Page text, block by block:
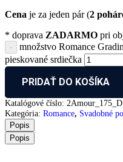
Cena je za jeden pár (2
* doprava ZADARMO pri
množstvo Romance
pieskované srdiečka
PRIDAŤ DO KOŠÍKA
Katalógové číslo:
Kategória: Romance, Svadobné
Popis
Popis